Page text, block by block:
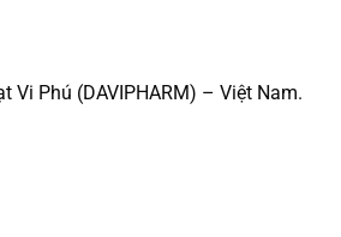
Vi Phú (DAVIPHARM) – Việt Nam.